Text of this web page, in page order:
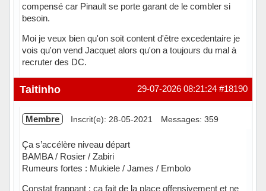
compensé car Pinault se porte garant de le combler si
besoin.
Moi je veux bien qu'on soit content d'être excedentaire je
vois qu'on vend Jacquet alors qu'on a toujours du mal à
recruter des DC.
Hors ligne #18190
29-07-2026 08:21:24
Taitinho
Membre Inscrit(e): 28-05-2021 Messages: 359
Ça s’accélère niveau départ
BAMBA / Rosier / Zabiri
Rumeurs fortes : Mukiele / James / Embolo
Constat frappant : ça fait de la place offensivement et ne